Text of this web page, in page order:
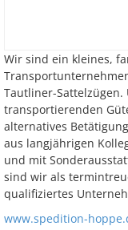
Wir sind ein kleines,
Tautliner-Sattelzügen.
transportierenden
alternatives
aus langjährigen
und mit
sind wir als
qualifiziertes
www.spedition-